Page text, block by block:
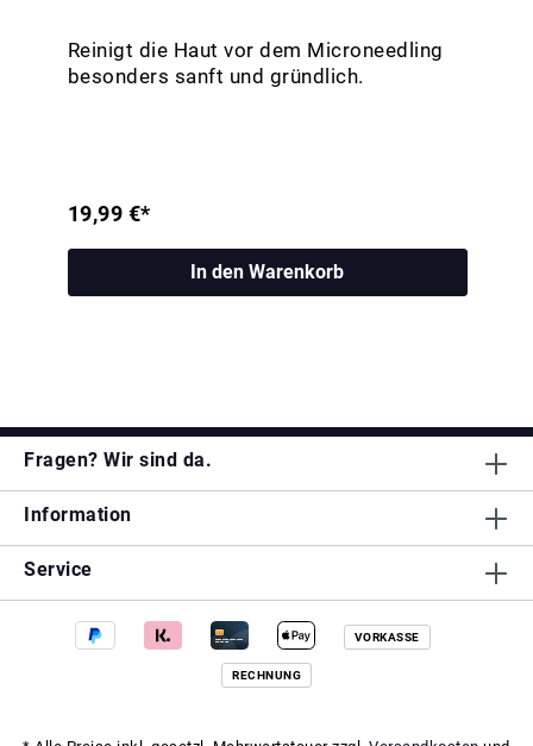
Reinigt die Haut vor dem Microneedling
besonders sanft und gründlich.
19,99 €*
In den Warenkorb
Fragen? Wir sind da.
Information
Service
VORKASSE
RECHNUNG